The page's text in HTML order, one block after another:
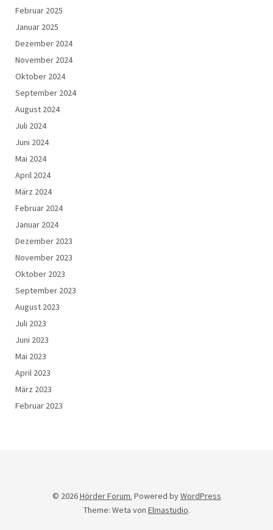
Februar 2025
Januar 2025
Dezember 2024
November 2024
Oktober 2024
September 2024
August 2024
Juli 2024
Juni 2024
Mai 2024
April 2024
März 2024
Februar 2024
Januar 2024
Dezember 2023
November 2023
Oktober 2023
September 2023
August 2023
Juli 2023
Juni 2023
Mai 2023
April 2023
März 2023
Februar 2023
© 2026Hörder Forum. Powered byWordPress
Theme: Weta von Elmastudio.